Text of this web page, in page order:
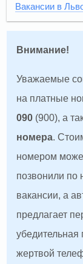
Вакансии в
Внимание!
Уважаемые
на платные
090 (900), а
номера.
номером
позвонили по
вакансии, а
предлагает
убедительная
жертвой